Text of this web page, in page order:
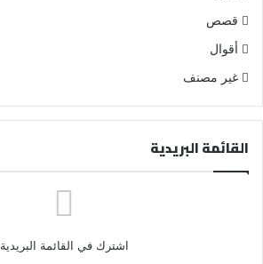
قصص
أقوال
غير مصنف
القائمة البريدية
اشترك في القائمة البريدية